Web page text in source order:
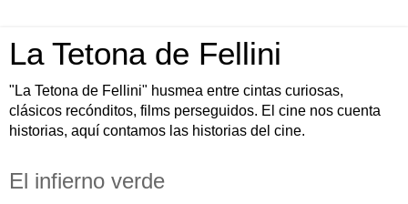
La Tetona de Fellini
"La Tetona de Fellini" husmea entre cintas curiosas,
clásicos recónditos, films perseguidos. El cine nos cuenta
historias, aquí contamos las historias del cine.
El infierno verde